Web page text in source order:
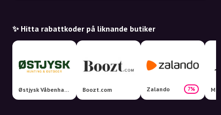
✨ Hitta rabattkoder på liknande butiker
Østjysk Våbenhandel | www.huntinglife.dk Boozt.com Zalando 7%